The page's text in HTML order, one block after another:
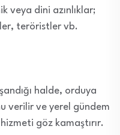
veya dini azınlıklar;
teröristler vb.
halde, orduya
verilir ve yerel gündem
göz kamaştırır.